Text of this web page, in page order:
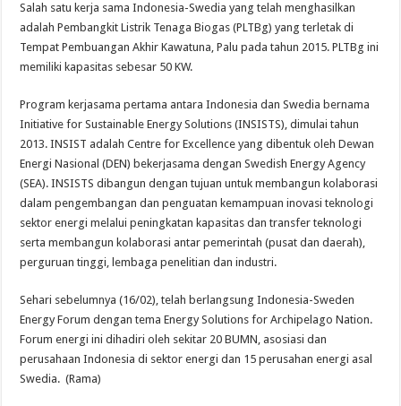
Salah satu kerja sama Indonesia-Swedia yang telah menghasilkan
adalah Pembangkit Listrik Tenaga Biogas (PLTBg) yang terletak di
Tempat Pembuangan Akhir Kawatuna, Palu pada tahun 2015. PLTBg ini
memiliki kapasitas sebesar 50 KW.
Program kerjasama pertama antara Indonesia dan Swedia bernama
Initiative for Sustainable Energy Solutions (INSISTS), dimulai tahun
2013. INSIST adalah Centre for Excellence yang dibentuk oleh Dewan
Energi Nasional (DEN) bekerjasama dengan Swedish Energy Agency
(SEA). INSISTS dibangun dengan tujuan untuk membangun kolaborasi
dalam pengembangan dan penguatan kemampuan inovasi teknologi
sektor energi melalui peningkatan kapasitas dan transfer teknologi
serta membangun kolaborasi antar pemerintah (pusat dan daerah),
perguruan tinggi, lembaga penelitian dan industri.
Sehari sebelumnya (16/02), telah berlangsung Indonesia-Sweden
Energy Forum dengan tema Energy Solutions for Archipelago Nation.
Forum energi ini dihadiri oleh sekitar 20 BUMN, asosiasi dan
perusahaan Indonesia di sektor energi dan 15 perusahan energi asal
Swedia. (Rama)